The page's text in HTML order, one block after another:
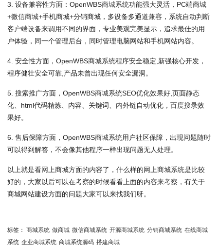
3. 设备兼容性方面：OpenWBS商城系统功能强大灵活，PC端商城
+微信商城+手机商城+分销商城，多设备多通道兼容，系统自动判断
客户端设备来调用不同的界面，专业美观完美显示，追求最佳的用
户体验，同一个管理后台，同时管理电脑网站和手机网站内容。
4. 安全性方面，OpenWBS商城系统程序安全稳定,新强核心开发，
程序健壮安全可靠,产品未曾出现任何安全漏洞。
5. 搜索推广方面，OpenWBS商城系统SEO优化效果好,页面静态
化、html代码精炼、内容、关键词、内外链自动优化，百度搜录效
果好。
6. 售后保障方面，OpenWBS商城系统用户社区保障，出现问题随时
可以得到解答，不会像其他程序一样出现问题无人处理。
以上就是看网上商城方面的内容了，什么样的网上商城系统是比较
好的，大家以后可以在考察的时候看看上面的内容来考察，有关于
商城网站建设方面的问题大家可以来找我们呀。
标签： 商城系统 做商城 微信商城系统 开源商城系统 分销商城系统 在线商城
系统 企业商城系统 商城系统源码 搭建商城